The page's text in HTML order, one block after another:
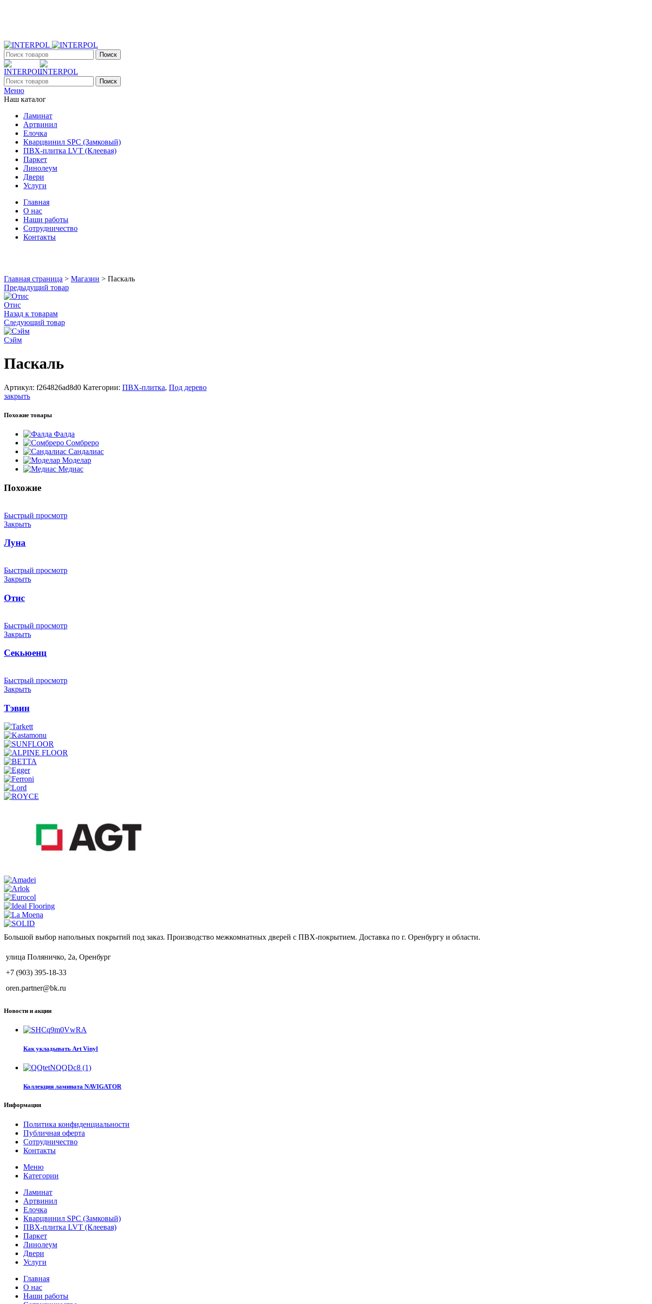
Поиск
Поиск
Меню
Наш каталог
Ламинат
Артвинил
Елочка
Кварцвинил SPC (Замковый)
ПВХ-плитка LVT (Клеевая)
Паркет
Линолеум
Двери
Услуги
Главная
О нас
Наши работы
Сотрудничество
Контакты
Главная страница > Магазин > Паскаль
Предыдущий товар
Отис
Назад к товарам
Следующий товар
Сэйм
Паскаль
Артикул: f264826ad8d0 Категории: ПВХ-плитка, Под дерево
закрыть
Похожие товары
Фалда
Сомбреро
Сандалиас
Моделар
Медиас
Похожие
Быстрый просмотр
Закрыть
Луна
Быстрый просмотр
Закрыть
Отис
Быстрый просмотр
Закрыть
Секьюенц
Быстрый просмотр
Закрыть
Тэвин
Большой выбор напольных покрытий под заказ. Производство межкомнатных дверей с ПВХ-покрытием. Доставка по г. Оренбургу и области.
улица Поляничко, 2а, Оренбург
+7 (903) 395-18-33
oren.partner@bk.ru
Новости и акции
Как укладывать Art Vinyl
Коллекция ламината NAVIGATOR
Информация
Политика конфиденциальности
Публичная оферта
Сотрудничество
Контакты
Меню
Категории
Ламинат
Артвинил
Елочка
Кварцвинил SPC (Замковый)
ПВХ-плитка LVT (Клеевая)
Паркет
Линолеум
Двери
Услуги
Главная
О нас
Наши работы